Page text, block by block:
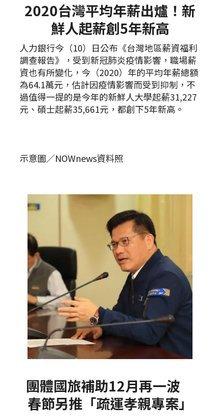
2020台灣平均年薪出爐！新
鮮人起薪創5年新高
人力銀行今（10）日公布《台灣地區薪資福利
調查報告》，受到新冠肺炎疫情影響，職場薪
資也有所變化，今（2020）年的平均年薪總額
為64.1萬元，估計因疫情影響而受到抑制，不
過值得一提的是今年的新鮮人大學起薪31,227
元、碩士起薪35,661元，都創下5年新高。
示意圖／NOWnews資料照
團體國旅補助12月再一波
春節另推「疏運孝親專案」